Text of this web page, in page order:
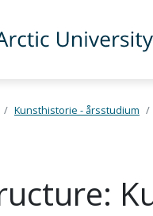
of Norway
Kunsthistorie - årsstudium